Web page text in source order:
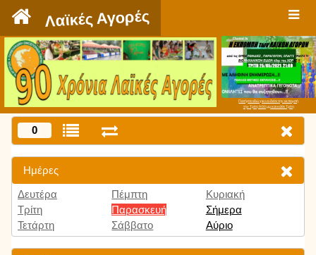
Λαϊκές Αγορές
Πατήστε εδώ για να δείτε την εκπομπή
την Τρίτη 9:00 μμ και κάθε Τρίτη
0
Ημέρες
Δευτέρα
Τρίτη
Τετάρτη
Πέμπτη
Παρασκευή
Σάββατο
Κυριακή
Σήμερα
Αύριο